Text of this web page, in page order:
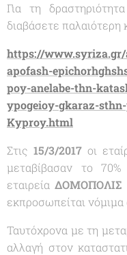
Για τη
διαβάσετε
https://
apofash-
poy-anelabe-thn-
ypogeioy-gkaraz-
Kyproy.html
Στις 15/3/2017οι
μεταβίβασαν το
εταιρείαΔΟΜΟΠΟΛΙΣ
εκπροσωπείται νόμιμα
Ταυτόχρονα με τη
αλλαγή στον